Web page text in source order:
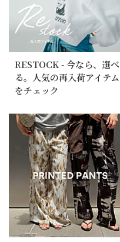
RESTOCK - 今なら、選べ
る。人気の再入荷アイテム
をチェック